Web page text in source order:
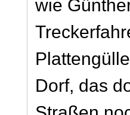
wie
Dorf, das